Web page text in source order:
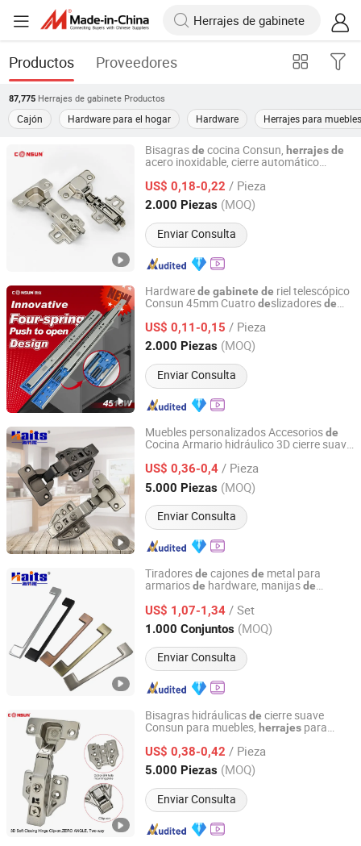
Productos Proveedores
87,775 Herrajes de gabinete Productos
Cajón Hardware para el hogar Hardware Herrajes para muebles
Bisagrasde cocina Consun, herrajesde
acero inoxidable, cierre automático
muebles
US$ 0,18-0,22 / Pieza
2.000 Piezas (MOQ)
Enviar Consulta
Qingyuan Consun Hardware Electrical Products Company
Limited
Guangdong, China Desde 2026
Hardwarede gabinete de riel telescópico
Consun 45mm Cuatrodeslizadoresde
para muebles
US$ 0,11-0,15 / Pieza
2.000 Piezas (MOQ)
Enviar Consulta
Qingyuan Consun Hardware Electrical Products Company
Limited
Guangdong, China Desde 2026
Muebles personalizados Accesoriosde
Cocina Armario hidráulico 3D cierre suave
US$ 0,36-0,4 / Pieza
5.000 Piezas (MOQ)
Enviar Consulta
JIANGMEN TI HOUSE CO.,LTD
Guangdong, China Desde 2016
Tiradoresde cajonesde metal para
armariosde hardware, manijasde
US$ 1,07-1,34 / Set
1.000 Conjuntos (MOQ)
Enviar Consulta
Jiangmen Tianhao Hardware And Electric Appliance
Co.,Ltd
Guangdong, China
Bisagras hidráulicasde cierre suave
Consun para muebles, herrajes para
US$ 0,38-0,42 / Pieza
5.000 Piezas (MOQ)
Enviar Consulta
Qingyuan Consun Hardware Electrical Products Company
Limited
Guangdong, China Desde 2026